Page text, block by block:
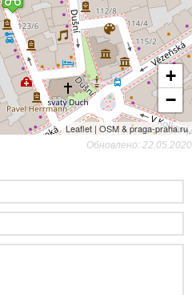
+
−
Leaflet | OSM & praga-praha.ru
Обновлено: 22.05.2020